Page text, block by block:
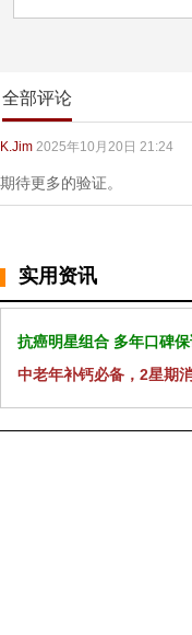
全部评论
K.Jim 2025年10月20日 21:24
期待更多的验证。
实用资讯
抗癌明星组合 多年口碑
中老年补钙必备，2星期